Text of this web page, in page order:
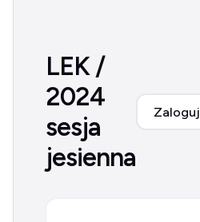
LEK /
2024
sesja
jesienna